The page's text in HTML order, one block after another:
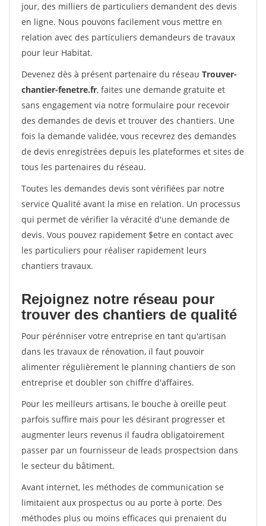
jour, des milliers de particuliers demandent des devis
en ligne. Nous pouvons facilement vous mettre en
relation avec des particuliers demandeurs de travaux
pour leur Habitat.
Devenez dès à présent partenaire du réseau Trouver-
chantier-fenetre.fr, faites une demande gratuite et
sans engagement via notre formulaire pour recevoir
des demandes de devis et trouver des chantiers. Une
fois la demande validée, vous recevrez des demandes
de devis enregistrées depuis les plateformes et sites de
tous les partenaires du réseau.
Toutes les demandes devis sont vérifiées par notre
service Qualité avant la mise en relation. Un processus
qui permet de vérifier la véracité d'une demande de
devis. Vous pouvez rapidement $etre en contact avec
les particuliers pour réaliser rapidement leurs
chantiers travaux.
Rejoignez notre réseau pour
trouver des chantiers de qualité
Pour pérénniser votre entreprise en tant qu'artisan
dans les travaux de rénovation, il faut pouvoir
alimenter régulièrement le planning chantiers de son
entreprise et doubler son chiffre d'affaires.
Pour les meilleurs artisans, le bouche à oreille peut
parfois suffire mais pour les désirant progresser et
augmenter leurs revenus il faudra obligatoirement
passer par un fournisseur de leads prospectsion dans
le secteur du bâtiment.
Avant internet, les méthodes de communication se
limitaient aux prospectus ou au porte à porte. Des
méthodes plus ou moins efficaces qui prenaient du